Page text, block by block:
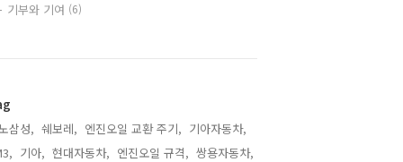
기부와 기여 (6)
삼성, 쉐보레, 엔진오일 교환 주기, 기아자동차,
기아, 현대자동차, 엔진오일 규격, 쌍용자동차,